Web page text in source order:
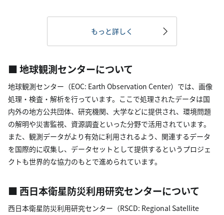
もっと詳しく
■ 地球観測センターについて
地球観測センター（EOC: Earth Observation Center）では、画像
処理・検査・解析を行っています。ここで処理されたデータは国
内外の地方公共団体、研究機関、大学などに提供され、環境問題
の解明や災害監視、資源調査といった分野で活用されています。
また、観測データがより有効に利用されるよう、関連するデータ
を国際的に収集し、データセットとして提供するというプロジェ
クトも世界的な協力のもとで進められています。
■ 西日本衛星防災利用研究センターについて
西日本衛星防災利用研究センター（RSCD: Regional Satellite